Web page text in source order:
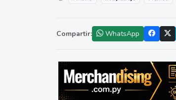
Compartir: WhatsApp